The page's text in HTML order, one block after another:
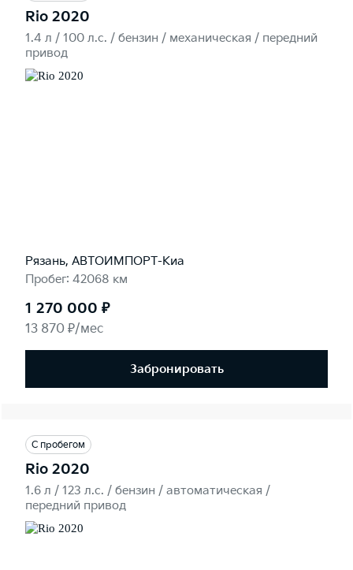
Rio 2020
1.4 л / 100 л.c. / бензин / механическая / передний
привод
Рязань, АВТОИМПОРТ-Киа
Пробег: 42068 км
1 270 000 ₽
13 870 ₽/мес
Забронировать
С пробегом
Rio 2020
1.6 л / 123 л.c. / бензин / автоматическая /
передний привод